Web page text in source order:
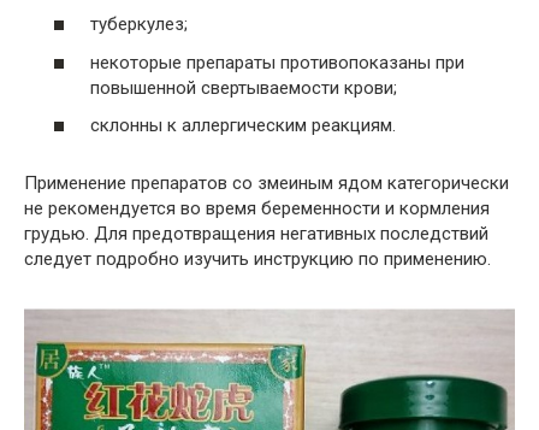
туберкулез;
некоторые препараты противопоказаны при
повышенной свертываемости крови;
склонны к аллергическим реакциям.
Применение препаратов со змеиным ядом категорически
не рекомендуется во время беременности и кормления
грудью. Для предотвращения негативных последствий
следует подробно изучить инструкцию по применению.